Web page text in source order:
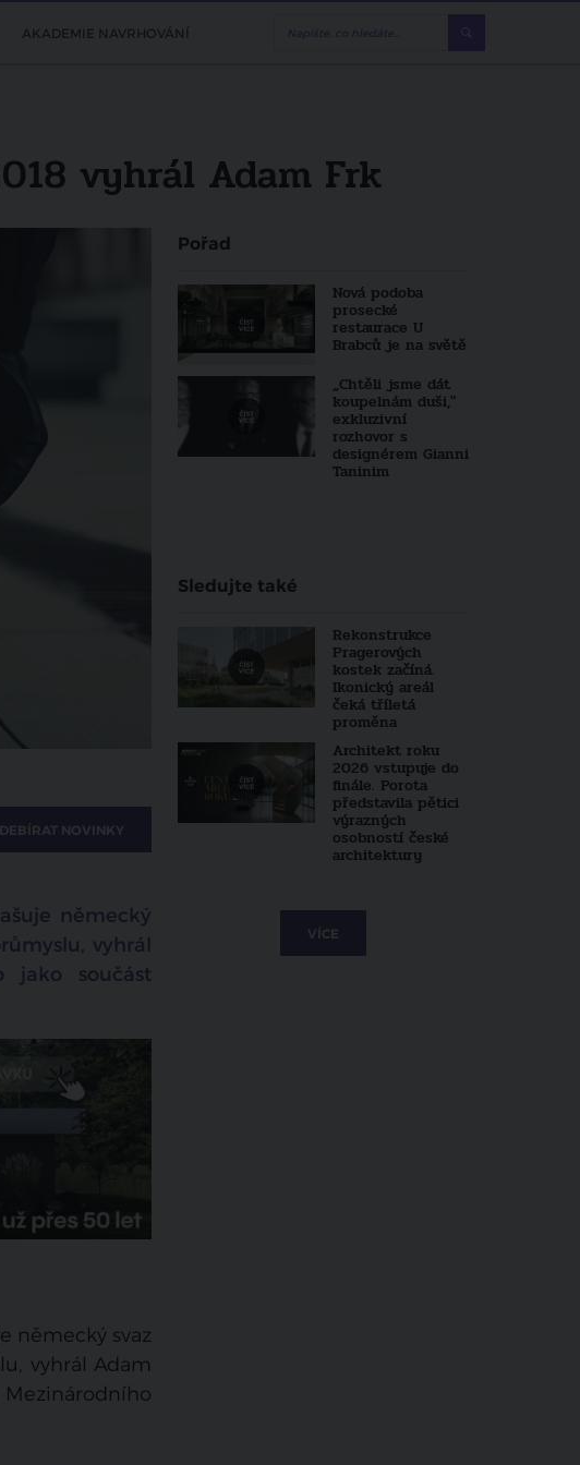
AKADEMIE NAVRHOVÁNÍ
vyhrál Adam Frk
NOVINKY
německý
vyhrál
jako součást
německý svaz
vyhrál Adam
Pořad
Nová podoba
prosecké
restaurace U
Brabců je na světě
„Chtěli jsme dát
koupelnám duši,"
exkluzivní
rozhovor s
designérem Gianni
Taninim
Sledujte také
Rekonstrukce
Pragerových
kostek začíná.
Ikonický areál
čeká tříletá
proměna
Architekt roku
2026 vstupuje do
finále. Porota
představila pětici
výrazných
osobností české
architektury
VÍCE